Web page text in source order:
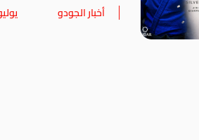
أخبار الجودو يوليو 27,